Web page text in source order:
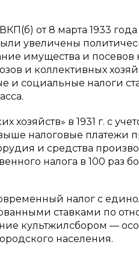
от 8 марта 1933
увеличены
имущества и посевов
и коллективных
и социальные налоги
хозяйств» в 1931 г. с
налоговые платежи
и средства
налога в 100 раз
налог с
ставками по
культжилсбором —
населения.